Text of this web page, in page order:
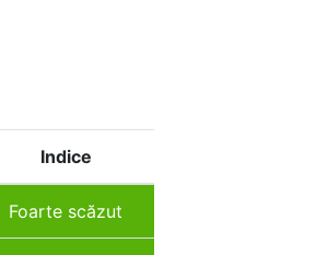
Indice
Foarte scăzut